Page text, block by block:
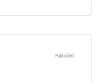
Publicidad